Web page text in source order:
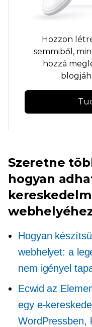
Hozzon
semmiből,
hozzá
Szeretne
hogyan
Hogyan
webhelyet: a
nem igényel
Ecwid az
egy e-
WordPressben,